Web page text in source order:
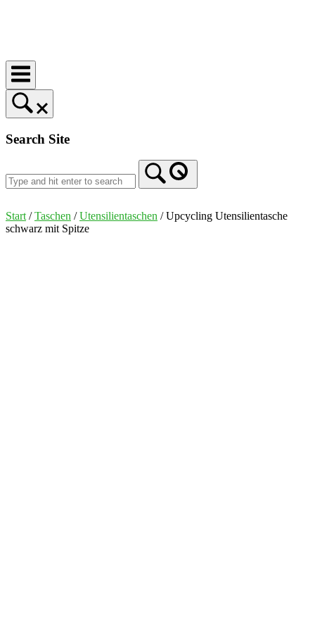
Search Site
Start/Taschen /Utensilientaschen / Upcycling Utensilientasche
schwarz mit Spitze